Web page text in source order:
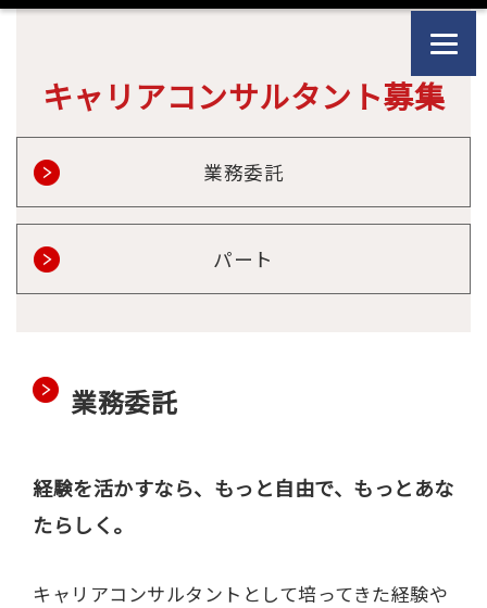
キャリアコンサルタント募集
業務委託
パート
業務委託
経験を活かすなら、もっと自由で、もっとあな
たらしく。
キャリアコンサルタントとして培ってきた経験や